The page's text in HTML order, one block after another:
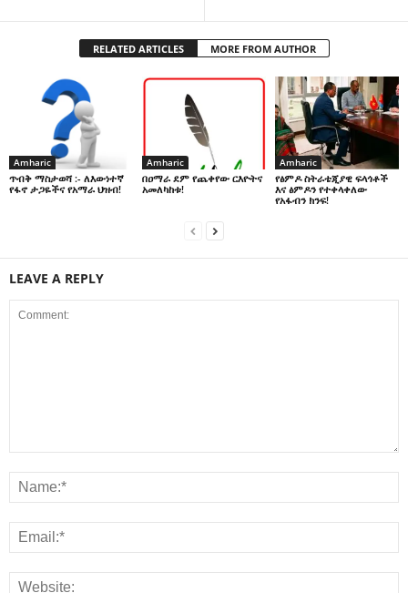
RELATED ARTICLES MORE FROM AUTHOR
Amharic
ጥብቅ ማስታወሻ :- ለእውነተኛ
የፋኖ ታጋዬችና የአማራ ህዝብ!
Amharic
በዐማራ ደም የጨቀየው ርእዮትና
አመለካከቱ!
Amharic
የፅምዶ ስትራቴጂያዊ ፍላጎቶች
እና ፅምዶን የተቀላቀለው
የአፋብን ክንፍ!
LEAVE A REPLY